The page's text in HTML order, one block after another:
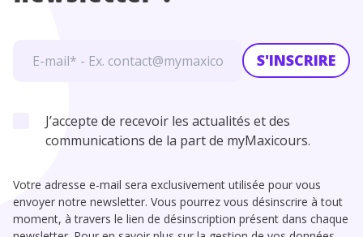
S'INSCRIRE
J’accepte de recevoir les actualités et des
communications de la part de myMaxicours.
Votre adresse e-mail sera exclusivement utilisée pour vous
envoyer notre newsletter. Vous pourrez vous désinscrire à tout
moment, à travers le lien de désinscription présent dans chaque